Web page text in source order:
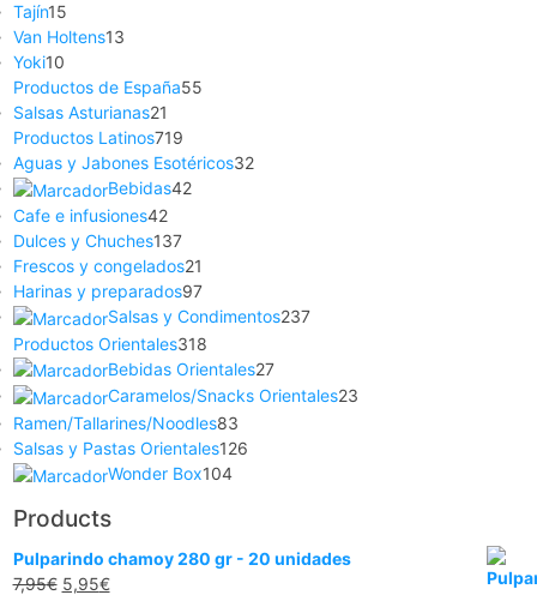
Tajín15
Van Holtens13
Yoki10
Productos de España55
Salsas Asturianas21
Productos Latinos719
Aguas y Jabones Esotéricos32
Bebidas42
Cafe e infusiones42
Dulces y Chuches137
Frescos y congelados21
Harinas y preparados97
Salsas y Condimentos237
Productos Orientales318
Bebidas Orientales27
Caramelos/Snacks Orientales23
Ramen/Tallarines/Noodles83
Salsas y Pastas Orientales126
Wonder Box104
Products
Pulparindo chamoy 280 gr - 20 unidades
7,95€ 5,95€